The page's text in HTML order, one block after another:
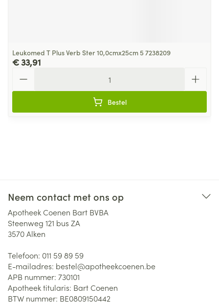
Leukomed T Plus Verb Ster 10,0cmx25cm 5 7238209
€ 33,91
Bestel
Neem contact met ons op
Apotheek Coenen Bart BVBA
Steenweg 121 bus ZA
3570Alken
Telefoon: 011 59 89 59
E-mailadres: bestel@apotheekcoenen.be
APB nummer: 730101
Apotheek titularis: Bart Coenen
BTW nummer: BE0809150442